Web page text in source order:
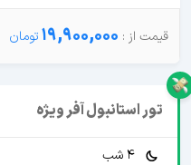
19,900,000
تور استانبول آفر ویژه
4 شب